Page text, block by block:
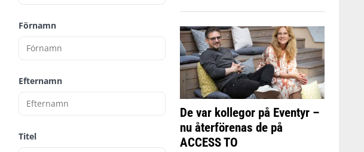
Förnamn
Efternamn
Titel
De var kollegor på Eventyr –
nu återförenas de på
ACCESS TO